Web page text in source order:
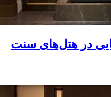
هتل‌های سنت